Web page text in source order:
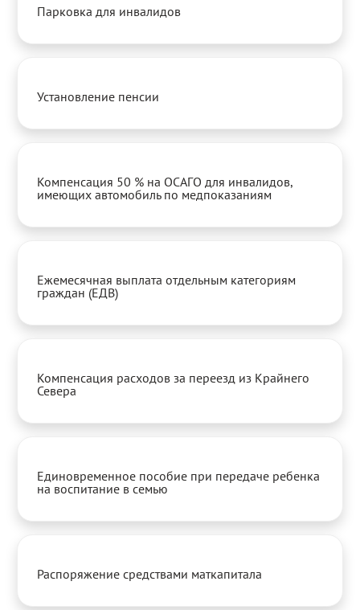
Парковка для инвалидов
Установление пенсии
Компенсация 50 % на ОСАГО для инвалидов,
имеющих автомобиль по медпоказаниям
Ежемесячная выплата отдельным категориям
граждан (ЕДВ)
Компенсация расходов за переезд из Крайнего
Севера
Единовременное пособие при передаче ребенка
на воспитание в семью
Распоряжение средствами маткапитала